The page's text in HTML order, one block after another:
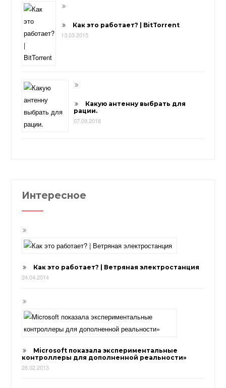
Как это работает? | BitTorrent
13.03.2015
Какую антенну выбрать для
рации.
07.09.2018
Интересное
Как это работает? | Ветряная электростанция
24.04.2014
Microsoft показала экспериментальные
контроллеры для дополненной реальности»
28.02.2013